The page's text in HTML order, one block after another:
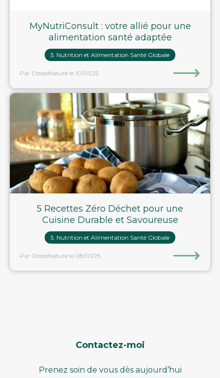
MyNutriConsult : votre allié pour une
alimentation santé adaptée
5. Nutrition et Alimentation Santé Globale
Par OsteoNature le 10/01/25 ⟶
5 Recettes Zéro Déchet pour une
Cuisine Durable et Savoureuse
5. Nutrition et Alimentation Santé Globale
Par OsteoNature le 08/01/25 ⟶
Contactez-moi
Prenez soin de vous dès aujourd’hui